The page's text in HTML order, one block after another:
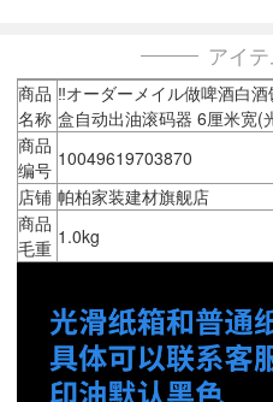
アイ
商品
名称
‼️オーダーメイル做啤酒白
盒自动出油滚码器 6厘米宽(
商品
编号 10049619703870
店铺 帕柏家装建材旗舰店
商品
毛重 1.0kg